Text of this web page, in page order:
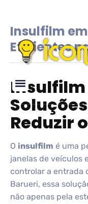
Insulfilm
Eficientes
Insulfilm
Reduzir
O insulfilm é uma
janelas de veículos
controlar a entrada
Barueri, essa
não apenas pela